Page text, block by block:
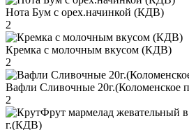
Нота Бум с орех.начинкой (КДВ)
2
Кремка с молочным вкусом (КДВ)
2
Вафли Сливочные 20г.(Коломенское
2